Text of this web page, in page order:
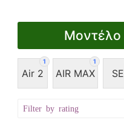
Μοντέλο
1
Air 2
1
AIR MAX SE
Filter by rating